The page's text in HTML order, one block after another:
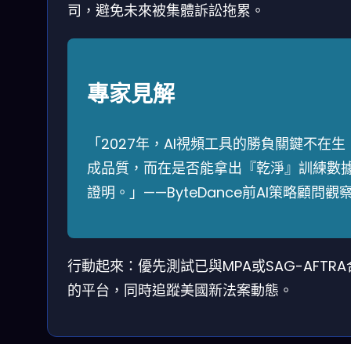
司，避免未來被集體訴訟拖累。
專家見解
「2027年，AI視頻工具的勝負關鍵不在生
成品質，而在是否能拿出『乾淨』訓練數
證明。」——ByteDance前AI策略顧問觀
行動起來：優先測試已與MPA或SAG-AFTRA
的平台，同時追蹤美國新法案動態。